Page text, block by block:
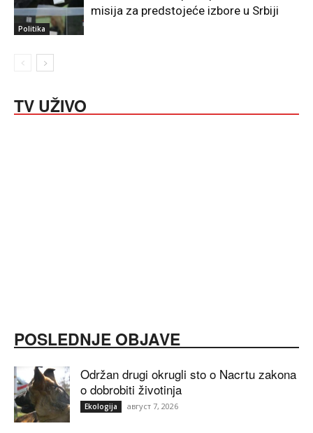
Politika
misija za predstojeće izbore u Srbiji
TV UŽIVO
POSLEDNJE OBJAVE
Održan drugi okrugli sto o Nacrtu zakona
o dobrobiti životinja
Ekologija август 7, 2026